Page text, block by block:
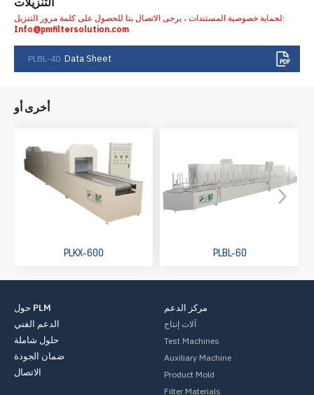
لحماية خصوصية المستندات ، يرجى الاتصال بنا للحصول على كلمة مرور التنزيل:
Info@pmfiltersolution.com
PLBL-40 Data Sheet
أخرى أو
PLKX-600 PLBL-60
مركز الدعم
آلات إنتاج
Test Machines
Auxiliary Machine
Product Mold
Filter Materials
حول PLM
الدعم الفني
حلول شاملة
ضمان الجودة
الاتصال